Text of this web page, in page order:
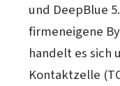
und DeepBlue
firmeneigene
handelt es sich
Kontaktzelle